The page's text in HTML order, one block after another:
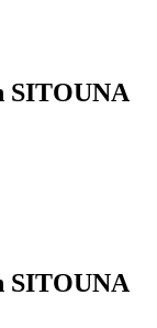
SITOUNA
SITOUNA